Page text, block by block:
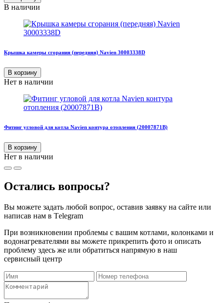
В наличии
Крышка камеры сгорания (передняя) Navien 30003338D
В корзину
Нет в наличии
Фитинг угловой для котла Navien контура отопления (20007871B)
В корзину
Нет в наличии
Остались вопросы?
Вы можете задать любой вопрос, оставив заявку на сайте или
написав нам в Тelegram
При возникновении проблемы с вашим котлами, колонками и
водонагревателями вы можете прикрепить фото и описать
проблему здесь же или обратиться напрямую в наш
сервисный центр